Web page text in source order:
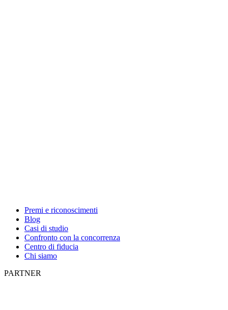
Premi e riconoscimenti
Blog
Casi di studio
Confronto con la concorrenza
Centro di fiducia
Chi siamo
PARTNER